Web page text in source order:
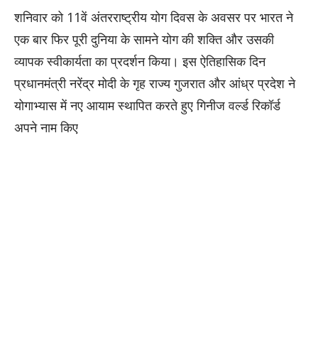
शनिवार को 11वें अंतरराष्ट्रीय योग दिवस के अवसर पर भारत ने
एक बार फिर पूरी दुनिया के सामने योग की शक्ति और उसकी
व्यापक स्वीकार्यता का प्रदर्शन किया। इस ऐतिहासिक दिन
प्रधानमंत्री नरेंद्र मोदी के गृह राज्य गुजरात और आंध्र प्रदेश ने
योगाभ्यास में नए आयाम स्थापित करते हुए गिनीज वर्ल्ड रिकॉर्ड
अपने नाम किए